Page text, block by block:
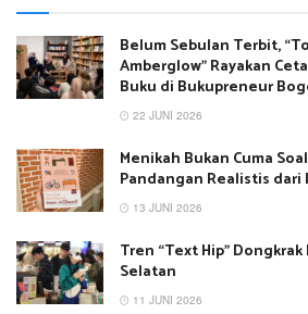
Belum Sebulan Terbit,
Amberglow” Rayakan
Buku di Bukupreneur
22 JUNI 2026
Menikah Bukan Cuma
Pandangan Realistis dari
13 JUNI 2026
Tren “Text Hip”
Selatan
11 JUNI 2026